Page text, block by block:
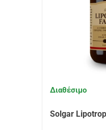
Διαθέσιμο
Solgar